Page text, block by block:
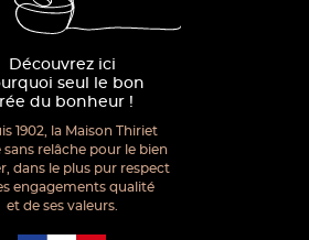
Découvrez ici
seul le bon
du bonheur !
1902, la Maison Thiriet
relâche pour le bien
dans le plus pur respect
engagements qualité
et de ses valeurs.